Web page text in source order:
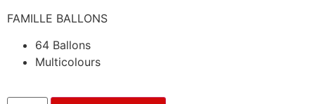
FAMILLE BALLONS
64 Ballons
Multicolours